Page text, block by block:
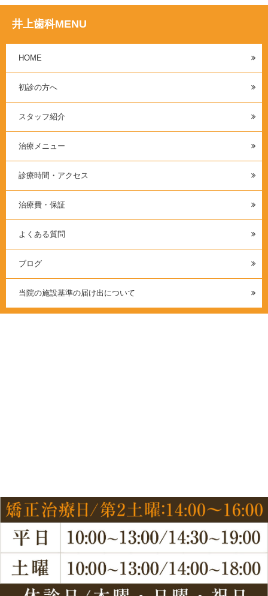
井上歯科MENU
HOME
初診の方へ
スタッフ紹介
治療メニュー
診療時間・アクセス
治療費・保証
よくある質問
ブログ
当院の施設基準の届け出について